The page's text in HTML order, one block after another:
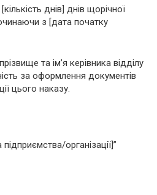
днів] днів щорічної
з [дата початку
та ім’я керівника відділу
за оформлення документів
цього наказу.
організації]”